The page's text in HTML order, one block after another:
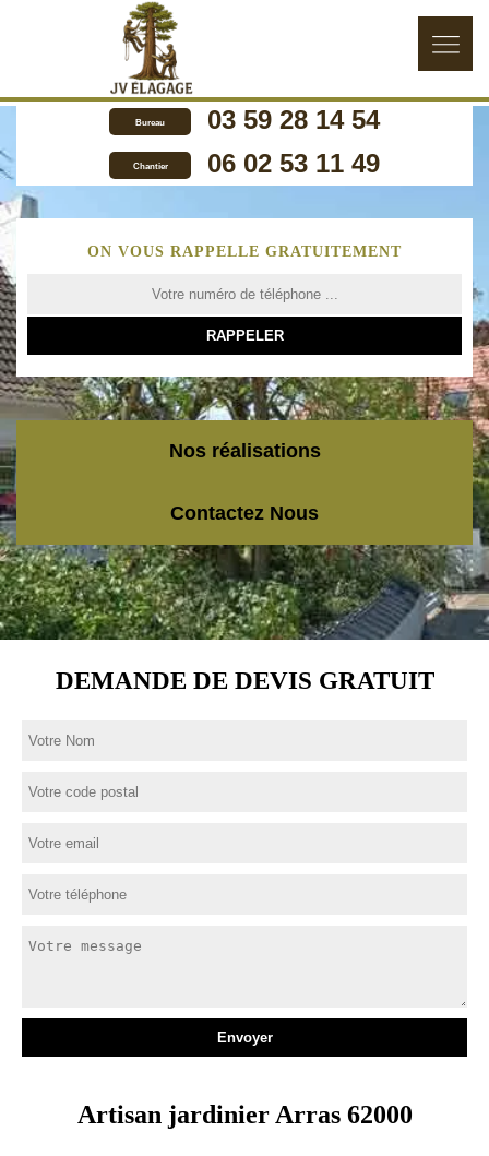
Bureau 03 59 28 14 54
Chantier 06 02 53 11 49
ON VOUS RAPPELLE GRATUITEMENT
Nos réalisations
Contactez Nous
DEMANDE DE DEVIS GRATUIT
Artisan jardinier Arras 62000